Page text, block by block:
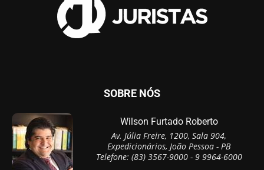
SOBRE NÓS
Wilson Furtado Roberto
Av. Júlia Freire, 1200, Sala 904,
Expedicionários, João Pessoa - PB
Telefone: (83) 3567-9000 - 9 9964-6000